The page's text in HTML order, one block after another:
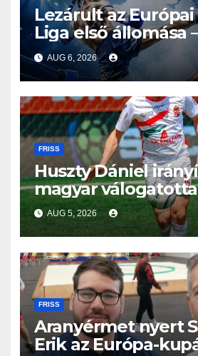
Lezárult az
Liga első állomása
részvétellel
sorozat
AUG 6, 2026
FRISS
Huszty Dániel
magyar
világbajnokságon
AUG 5, 2026
FRISS
Aranyérmet nyert
Erik az Európa-